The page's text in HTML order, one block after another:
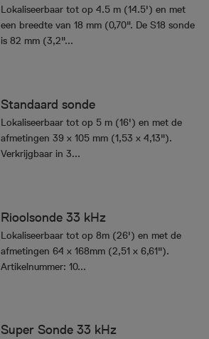
Lokaliseerbaar tot op 4.5 m (14.5') en met
een breedte van 18 mm (0,70". De S18 sonde
is 82 mm (3,2"...
Standaard sonde
Lokaliseerbaar tot op 5 m (16') en met de
afmetingen 39 x 105 mm (1,53 x 4,13").
Verkrijgbaar in 3...
Rioolsonde 33 kHz
Lokaliseerbaar tot op 8m (26') en met de
afmetingen 64 x 168mm (2,51 x 6,61").
Artikelnummer: 10...
Super Sonde 33 kHz